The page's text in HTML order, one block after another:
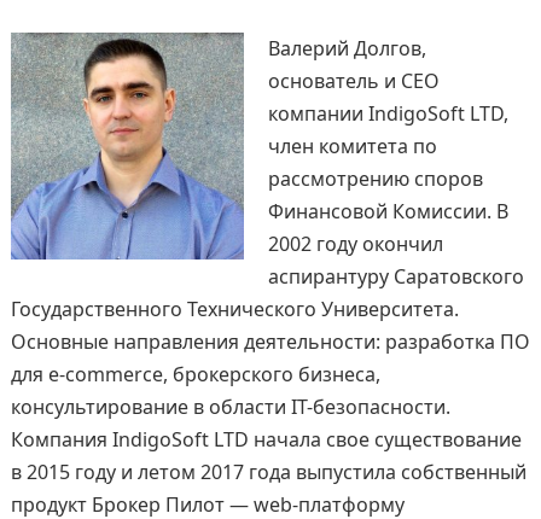
Валерий Долгов,
основатель и CEO
компании IndigoSoft LTD,
член комитета по
рассмотрению споров
Финансовой Комиссии. В
2002 году окончил
аспирантуру Саратовского
Государственного Технического Университета.
Основные направления деятельности: разработка ПО
для e-commerce, брокерского бизнеса,
консультирование в области IT-безопасности.
Компания IndigoSoft LTD начала свое существование
в 2015 году и летом 2017 года выпустила собственный
продукт Брокер Пилот — web-платформу